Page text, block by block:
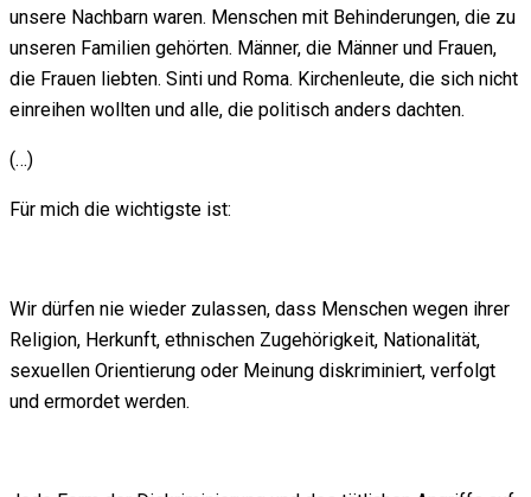
unsere Nachbarn waren. Menschen mit Behinderungen, die zu
unseren Familien gehörten. Männer, die Männer und Frauen,
die Frauen liebten. Sinti und Roma. Kirchenleute, die sich nicht
einreihen wollten und alle, die politisch anders dachten.
(…)
Für mich die wichtigste ist:
Wir dürfen nie wieder zulassen, dass Menschen wegen ihrer
Religion, Herkunft, ethnischen Zugehörigkeit, Nationalität,
sexuellen Orientierung oder Meinung diskriminiert, verfolgt
und ermordet werden.